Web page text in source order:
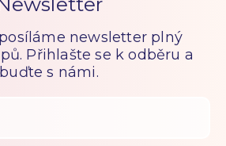
newsletter plný
Přihlašte se k odběru a
buďte s námi.